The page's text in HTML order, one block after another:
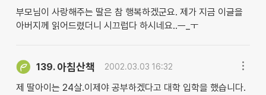
부모님이 사랑해주는 딸은 참 행복하겠군요. 제가 지금 이글을
아버지께 읽어드렸더니 시끄럽다 하시네요..ㅡ_ㅜ
139. 아침산책 2002.03.03 16:32
제 딸아이는 24살.이제야 공부하겠다고 대학 입학을 했습니다.